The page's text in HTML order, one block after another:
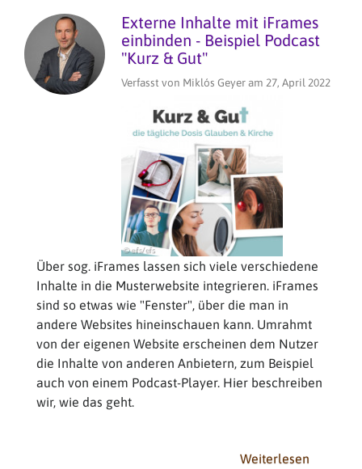
in
Externe Inhalte mit iFrames
einbinden - Beispiel Podcast
"Kurz & Gut"
Verfasst von Miklós Geyeram 27, April 2022
Über sog. iFrames lassen sich viele verschiedene
Inhalte in die Musterwebsite integrieren. iFrames
sind so etwas wie "Fenster", über die man in
andere Websites hineinschauen kann. Umrahmt
von der eigenen Website erscheinen dem Nutzer
die Inhalte von anderen Anbietern, zum Beispiel
auch von einem Podcast-Player. Hier beschreiben
wir, wie das geht.
Weiterlesen